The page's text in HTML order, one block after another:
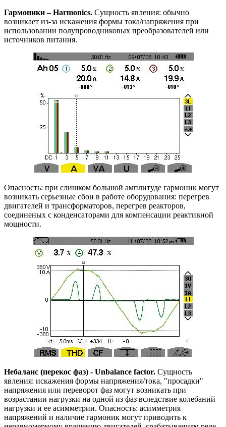
Гармоники – Harmonics. Сущность явления: обычно
возникает из-за искажения формы тока/напряжения при
использовании полупроводниковых преобразователей или
источников питания.
Опасность: при слишком большой амплитуде гармоник могут
возникать серьезные сбои в работе оборудования: перегрев
двигателей и трансформаторов, перегрев реакторов,
соединеных с конденсаторами для компенсации реактивной
мощности.
Небаланс (перекос фаз) - Unbalance factor. Сущность
явления: искажения формы напряжения/тока, "просадки"
напряжения или переворот фаз могут возникать при
возрастании нагрузки на одной из фаз вследствие колебаний
нагрузки и ее асимметрии. Опасность: асимметрия
напряжений и наличие гармоник могут приводить к